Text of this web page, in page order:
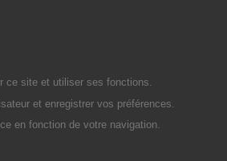
ce site et utiliser ses fonctions.
et enregistrer vos préférences.
en fonction de votre navigation.